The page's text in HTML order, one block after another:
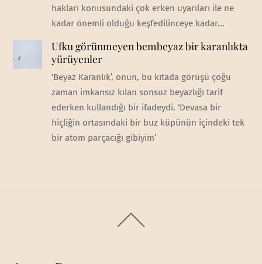
hakları konusundaki çok erken uyarıları ile ne
kadar önemli olduğu keşfedilinceye kadar...
Ufku görünmeyen bembeyaz bir karanlıkta
yürüyenler
‘Beyaz Karanlık’, onun, bu kıtada görüşü çoğu
zaman imkansız kılan sonsuz beyazlığı tarif
ederken kullandığı bir ifadeydi. ‘Devasa bir
hiçliğin ortasındaki bir buz küpünün içindeki tek
bir atom parçacığı gibiyim’
To